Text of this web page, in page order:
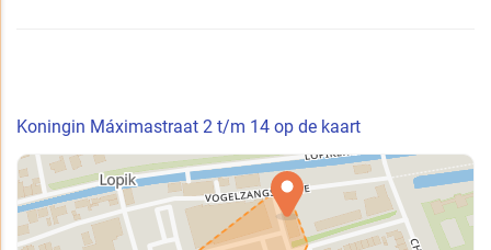
Koningin Máximastraat 2 t/m 14 op de kaart